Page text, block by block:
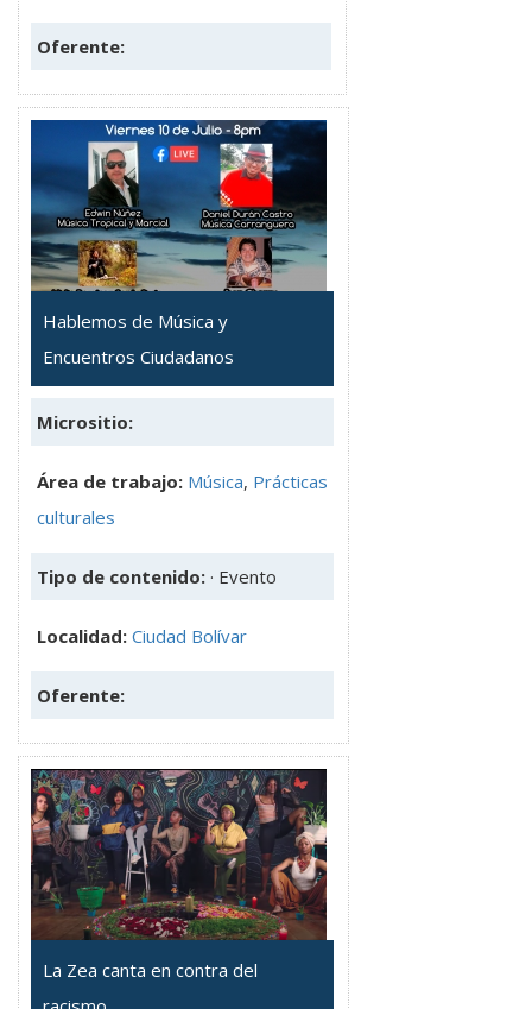
Oferente:
Hablemos de Música y
Encuentros Ciudadanos
Micrositio:
Área de trabajo: Música, Prácticas
culturales
Tipo de contenido: · Evento
Localidad: Ciudad Bolívar
Oferente:
La Zea canta en contra del